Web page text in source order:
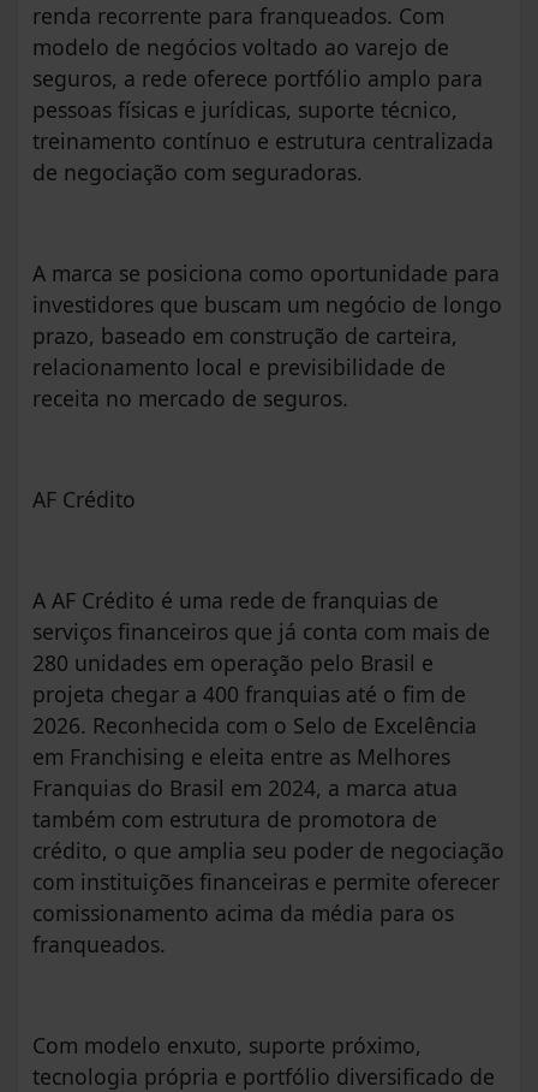
renda recorrente para franqueados. Com
modelo de negócios voltado ao varejo de
seguros, a rede oferece portfólio amplo para
pessoas físicas e jurídicas, suporte técnico,
treinamento contínuo e estrutura centralizada
de negociação com seguradoras.
A marca se posiciona como oportunidade para
investidores que buscam um negócio de longo
prazo, baseado em construção de carteira,
relacionamento local e previsibilidade de
receita no mercado de seguros.
AF Crédito
A AF Crédito é uma rede de franquias de
serviços financeiros que já conta com mais de
280 unidades em operação pelo Brasil e
projeta chegar a 400 franquias até o fim de
2026. Reconhecida com o Selo de Excelência
em Franchising e eleita entre as Melhores
Franquias do Brasil em 2024, a marca atua
também com estrutura de promotora de
crédito, o que amplia seu poder de negociação
com instituições financeiras e permite oferecer
comissionamento acima da média para os
franqueados.
Com modelo enxuto, suporte próximo,
tecnologia própria e portfólio diversificado de